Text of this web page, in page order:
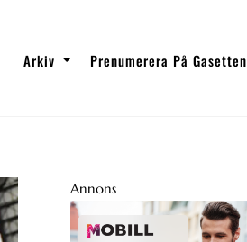
Arkiv Prenumerera På Gasetten
Annons